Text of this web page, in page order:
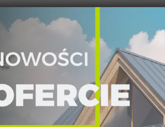
ścian
widoczna